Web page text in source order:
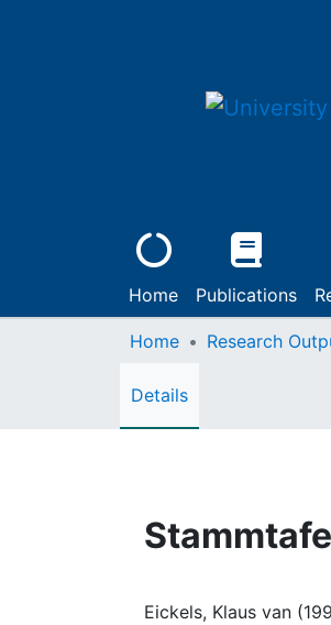
Home Publications
Home Research
Details
Eickels, Klaus van